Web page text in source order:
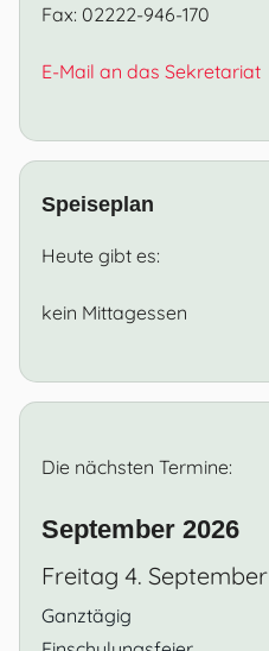
Fax: 02222-946-170
E-Mail an das Sekretariat
Speiseplan
Heute gibt es:
kein Mittagessen
Die nächsten Termine:
September 2026
Freitag 4. September
Ganztägig